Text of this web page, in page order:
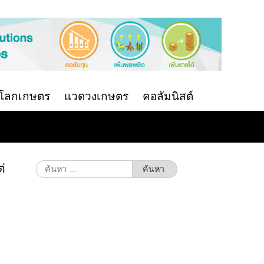
ลกเกษตร แวดวงเกษตร คอลัมนิสต์
ค้นหา
สำหรับ: